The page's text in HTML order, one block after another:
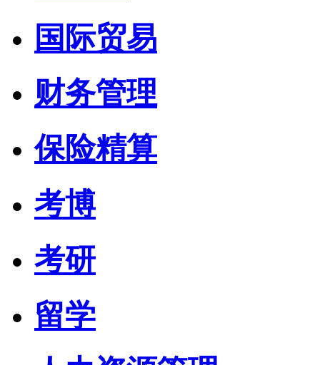
国际贸易
财务管理
保险精算
考博
考研
留学